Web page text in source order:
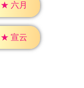
★ 六月
★ 宣云